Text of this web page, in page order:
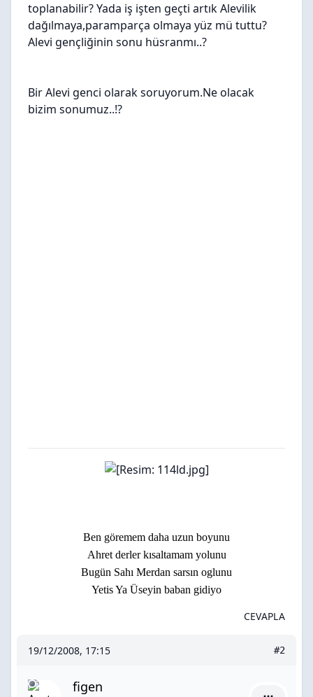
toplanabilir? Yada iş işten geçti artık Alevilik
dağılmaya,paramparça olmaya yüz mü tuttu?
Alevi gençliğinin sonu hüsranmı..?
Bir Alevi genci olarak soruyorum.Ne olacak
bizim sonumuz..!?
Ben göremem daha uzun boyunu
Ahret derler kısaltamam yolunu
Bugün Sahı Merdan sarsın oglunu
Yetis Ya Üseyin baban gidiyo
CEVAPLA
19/12/2008, 17:15 #2
figen